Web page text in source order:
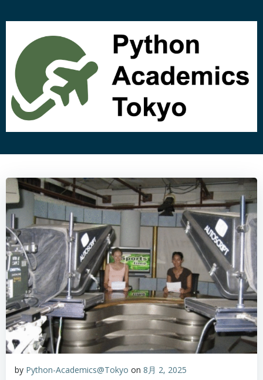
ン
ン
ツ
へ
キ
ッ
プ
by Python-Academics@Tokyo on 8月 2, 2025